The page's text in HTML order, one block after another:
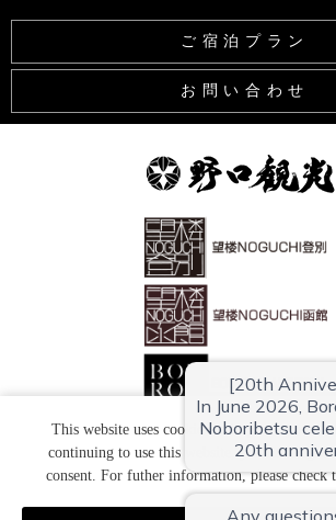
ご宿泊プラン
お問い合わせ
Copyright (C) 望楼ＮＯＧＵＣＨＩ登別 All
This website uses cookies to improve your
continuing to use this website, you have
consent. For futher information, please check